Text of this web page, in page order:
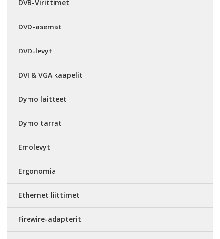
DVB-Virittimet
DVD-asemat
DVD-levyt
DVI & VGA kaapelit
Dymo laitteet
Dymo tarrat
Emolevyt
Ergonomia
Ethernet liittimet
Firewire-adapterit